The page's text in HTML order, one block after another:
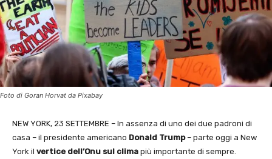
Foto di Goran Horvat da Pixabay
NEW YORK, 23 SETTEMBRE – In assenza di uno dei due padroni di
casa – il presidente americano Donald Trump– parte oggi a New
York il vertice dell’Onu sul clima più importante di sempre.